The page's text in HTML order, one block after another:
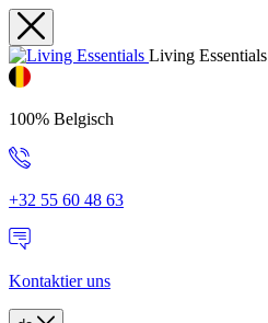
Living Essentials
100% Belgisch
+32 55 60 48 63
Kontaktier uns